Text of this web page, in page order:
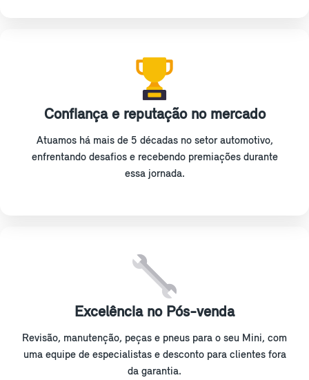
Confiança e reputação no mercado
Atuamos há mais de 5 décadas no setor automotivo,
enfrentando desafios e recebendo premiações durante
essa jornada.
Excelência no Pós-venda
Revisão, manutenção, peças e pneus para o seu Mini, com
uma equipe de especialistas e desconto para clientes fora
da garantia.